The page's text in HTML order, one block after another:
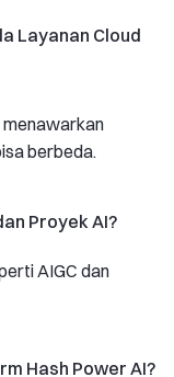
Layanan Cloud
menawarkan
berbeda.
Proyek AI?
AIGC dan
Hash Power AI?